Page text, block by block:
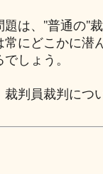
は、"普通の"
にどこかに潜
しょう。
判員裁判につ